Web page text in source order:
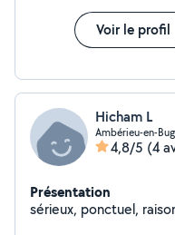
Voir le profil
Hicham L
Ambérieu-en-
4,8/5 (4
Présentation
sérieux, ponctuel,